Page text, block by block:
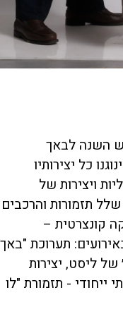
השנה לבאך
כל יצירותיו
ויצירות של
תזמורות והרכבים
קונצרטית –
תערוכת "באך
של ליסט, יצירות
ייחודי - תזמורת "לו